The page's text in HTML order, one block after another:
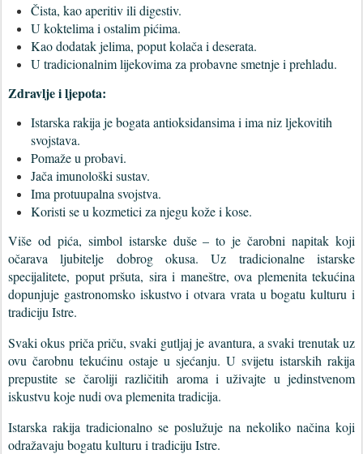
Čista, kao aperitiv ili digestiv.
U koktelima i ostalim pićima.
Kao dodatak jelima, poput kolača i deserata.
U tradicionalnim lijekovima za probavne smetnje i prehladu.
Zdravlje i ljepota:
Istarska rakija je bogata antioksidansima i ima niz ljekovitih
svojstava.
Pomaže u probavi.
Jača imunološki sustav.
Ima protuupalna svojstva.
Koristi se u kozmetici za njegu kože i kose.
Više od pića, simbol istarske duše – to je čarobni napitak koji
očarava ljubitelje dobrog okusa. Uz tradicionalne istarske
specijalitete, poput pršuta, sira i maneštre, ova plemenita tekućina
dopunjuje gastronomsko iskustvo i otvara vrata u bogatu kulturu i
tradiciju Istre.
Svaki okus priča priču, svaki gutljaj je avantura, a svaki trenutak uz
ovu čarobnu tekućinu ostaje u sjećanju. U svijetu istarskih rakija
prepustite se čaroliji različitih aroma i uživajte u jedinstvenom
iskustvu koje nudi ova plemenita tradicija.
Istarska rakija tradicionalno se poslužuje na nekoliko načina koji
odražavaju bogatu kulturu i tradiciju Istre.